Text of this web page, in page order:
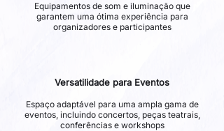
Equipamentos de som e iluminação que
garantem uma ótima experiência para
organizadores e participantes
Versatilidade para Eventos
Espaço adaptável para uma ampla gama de
eventos, incluindo concertos, peças teatrais,
conferências e workshops